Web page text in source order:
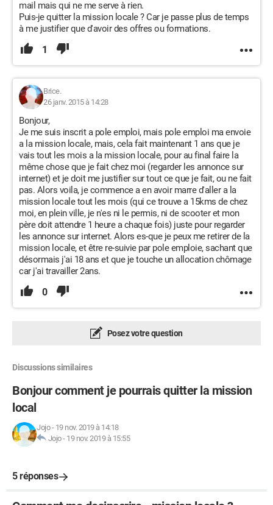
mail mais qui ne me serve à rien.
Puis-je quitter la mission locale ? Car je passe plus de temps
à me justifier que d'avoir des offres ou formations.
1
Brice.
26 janv. 2015 à 14:28
Bonjour,
Je me suis inscrit a pole emploi, mais pole emploi ma envoie
a la mission locale, mais, cela fait maintenant 1 ans que je
vais tout les mois a la mission locale, pour au final faire la
même chose que je fait chez moi (regarder les annonce sur
internet) et je doit me justifier sur tout ce que je fait, ou ne fait
pas. Alors voila, je commence a en avoir marre d'aller a la
mission locale tout les mois (qui ce trouve a 15kms de chez
moi, en plein ville, je n'es ni le permis, ni de scooter et mon
père doit attendre 1 heure a chaque fois) juste pour regarder
les annonce sur internet. Alors es-que je peux me retirer de la
mission locale, et être re-suivie par pole emploie, sachant que
désormais j'ai 18 ans et que je touche un allocation chômage
car j'ai travailler 2ans.
0
Posez votre question
Discussions similaires
Bonjour comment je pourrais quitter la mission
local
Jojo- 19 nov. 2019 à 14:18
Jojo- 19 nov. 2019 à 15:55
5 réponses